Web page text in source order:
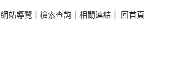
網站導覽 檢索查詢 相關連結 回首頁